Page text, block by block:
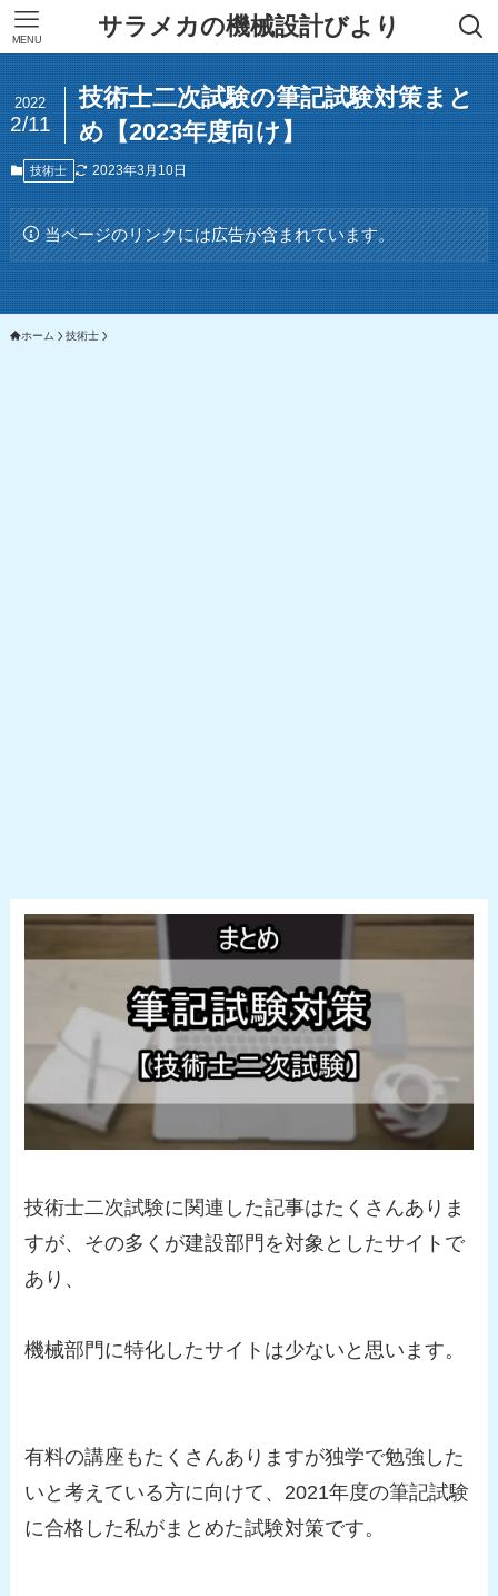
サラメカの機械設計びより
MENU
技術士二次試験の筆記試験対策まと
め【2023年度向け】
2022
2/11
技術士 2023年3月10日
当ページのリンクには広告が含まれています。
ホーム 技術士
技術士二次試験に関連した記事はたくさんありま
すが、その多くが建設部門を対象としたサイトで
あり、
機械部門に特化したサイトは少ないと思います。
有料の講座もたくさんありますが独学で勉強した
いと考えている方に向けて、 2021年度の筆記試験
に合格した私がまとめた試験対策です。